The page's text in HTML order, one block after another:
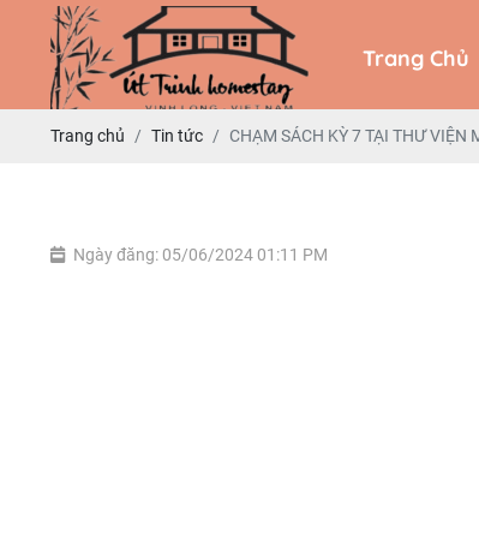
Trang Chủ
Trang Chủ
Trang chủ Tin tức CHẠM SÁCH KỲ 7 TẠI THƯ VIỆN
Ngày đăng: 05/06/2024 01:11 PM